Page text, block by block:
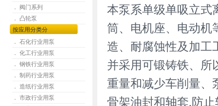
． 阀门系列
． 凸轮泵
按应用分类分
． 石化行业用泵
． 化工行业用泵
． 钢铁行业用泵
． 制药行业用泵
． 造纸行业用泵
． 市政行业用泵
本泵系单级单吸立式
筒、电机座、电动机
造、耐腐蚀性及加工
并采用可锻铸铁、所
重量和减少车削量、
骨架油封和轴套,防